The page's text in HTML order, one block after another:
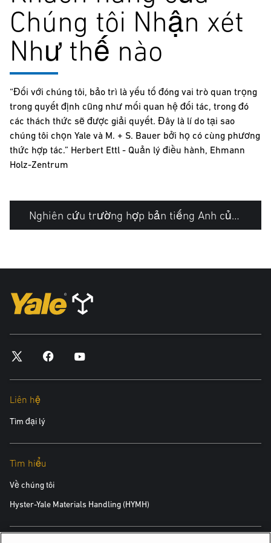
Chúng tôi Nhận xét
Như thế nào
“Đối với chúng tôi, bảo trì là yếu tố đóng vai trò quan trọng
trong quyết định cũng như mối quan hệ đối tác, trong đó
các thách thức sẽ được giải quyết. Đây là lí do tại sao
chúng tôi chọn Yale và M. + S. Bauer bởi họ có cùng phương
thức hợp tác.” Herbert Ettl - Quản lý điều hành, Ehmann
Holz-Zentrum
Nghiên cứu trường hợp bản tiếng Anh của Ehmann Holz-Zentrum
Liên hệ
Tìm đại lý
Tìm hiểu
Về chúng tôi
Hyster-Yale Materials Handling (HYMH)